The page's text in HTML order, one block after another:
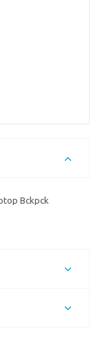
Bckpck